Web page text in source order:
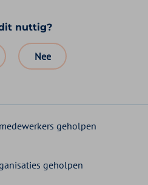
nuttig?
Nee
medewerkers geholpen
geholpen